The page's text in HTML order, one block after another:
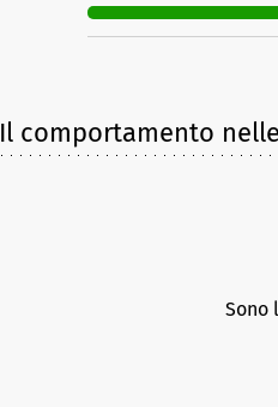
Il comportamento
Sono